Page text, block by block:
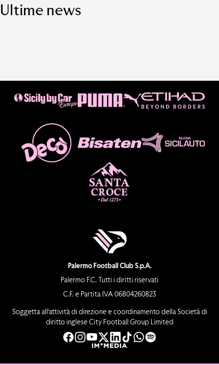
Ultime news
Palermo Football Club S.p.A.
Palermo F.C. Tutti i diritti riservati
C.F. e Partita IVA 06804260823
Soggetta all’attività di direzione e coordinamento della Società di
diritto inglese City Football Group Limited